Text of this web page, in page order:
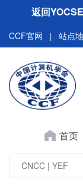
返回
CCF官网 | 站点
首页